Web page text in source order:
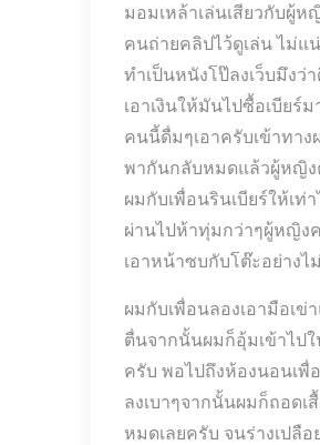
มอมเหล้าเล่นเสียวกับผู้
คนถ่ายคลิปไว้ดูเล่น ไม่แ
ทำเป็นหนังโป๊ลงเว็บมึงว่
เอาเงินให้มันไปซื้อเบียร์
คนนี้ดื่มๆเอาครับเข้าทา
พากันกลับหมดแล้วผู้หญิ
ผมกับเพื่อนรินเบียร์ให้เท่
ผ่านไปห้าทุ่มกว่าๆผู้หญิง
เอาหน้าซบกับโต๊ะอย่างไ
ผมกับเพื่อนลองเอามือเข่
ตื่นจากนั้นผมก็อุ้มเข้าไป
ครับ พอไปถึงห้องนอนเพื่
ลงเบาๆจากนั้นผมก็ถอดเ
หมดเลยครับ จนร่างเปลื